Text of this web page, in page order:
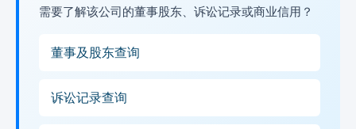
需要了解该公司的董事股东、诉讼记录或商业信用？
董事及股东查询
诉讼记录查询